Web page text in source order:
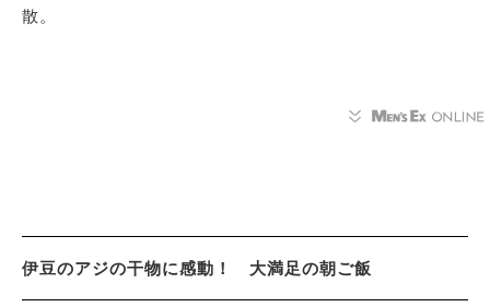
散。
伊豆のアジの干物に感動！ 大満足の朝ご飯